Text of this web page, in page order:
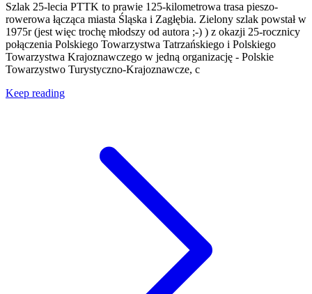
Szlak 25-lecia PTTK to prawie 125-kilometrowa trasa pieszo-
rowerowa łącząca miasta Śląska i Zagłębia. Zielony szlak powstał w
1975r (jest więc trochę młodszy od autora ;-) ) z okazji 25-rocznicy
połączenia Polskiego Towarzystwa Tatrzańskiego i Polskiego
Towarzystwa Krajoznawczego w jedną organizację - Polskie
Towarzystwo Turystyczno-Krajoznawcze, c
Keep reading